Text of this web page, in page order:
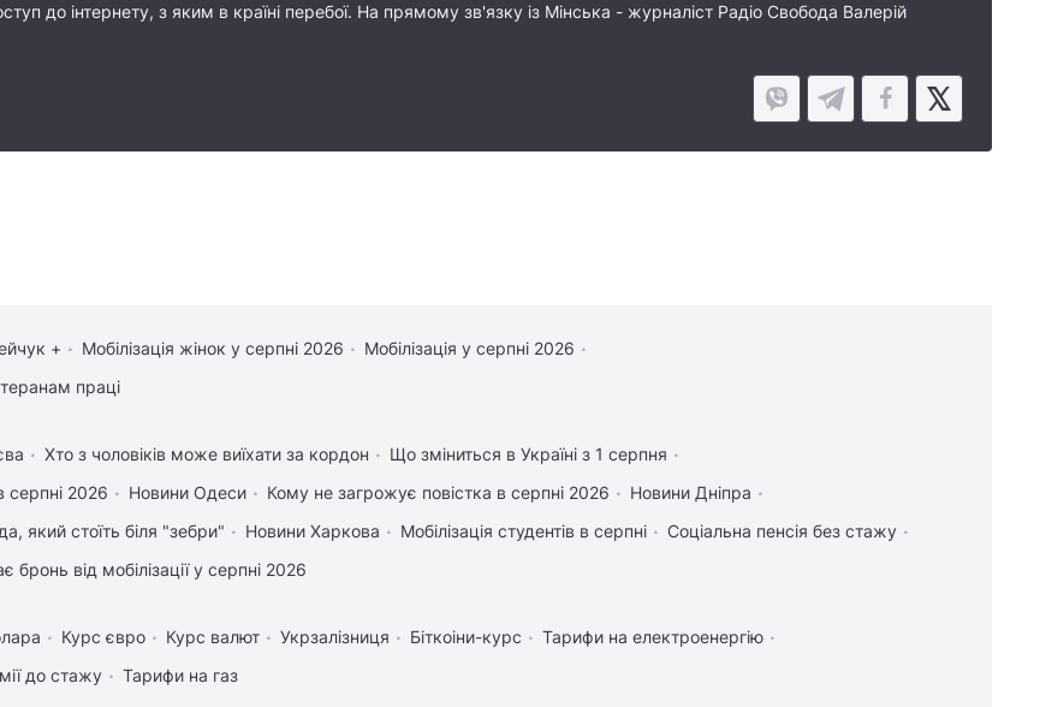
до інтернету, з яким в країні перебої. На прямому зв'язку із Мінська - журналіст Радіо Свобода Валерій
+ Мобілізація жінок у серпні 2026
Мобілізація у серпні 2026
праці
Хто з чоловіків може виїхати за кордон
Що зміниться в Україні з 1 серпня
серпні 2026
Новини Одеси Кому не загрожує повістка в серпні 2026
Новини Дніпра
який стоїть біля "зебри"
Новини Харкова Мобілізація студентів в серпні
Соціальна пенсія без стажу
бронь від мобілізації у серпні 2026
Курс євро Курс валют Укрзалізниця Біткоіни-курс
Тарифи на електроенергію
до стажу
Тарифи на газ